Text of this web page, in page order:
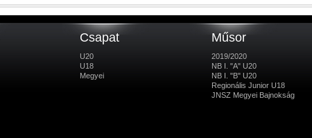
Csapat
U20
U18
Megyei
Műsor
2019/2020
NB I. "A" U20
NB I. "B" U20
Regionális Junior U18
JNSZ Megyei Bajnokság